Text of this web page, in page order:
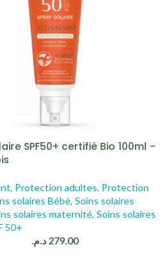
SPF50+ certifié Bio 100ml –
, Protection adultes, Protection
solaires Bébé, Soins solaires
solaires maternité, Soins solaires
50+
279.00 د.م.